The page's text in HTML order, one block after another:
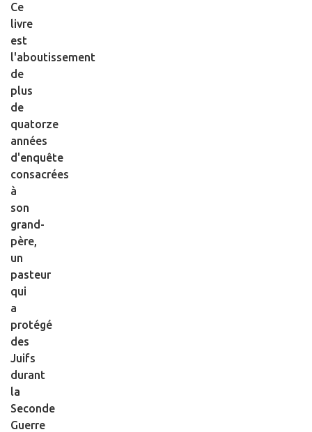
Ce
livre
est
l'aboutissement
de
plus
de
quatorze
années
d'enquête
consacrées
à
son
grand-
père,
un
pasteur
qui
a
protégé
des
Juifs
durant
la
Seconde
Guerre